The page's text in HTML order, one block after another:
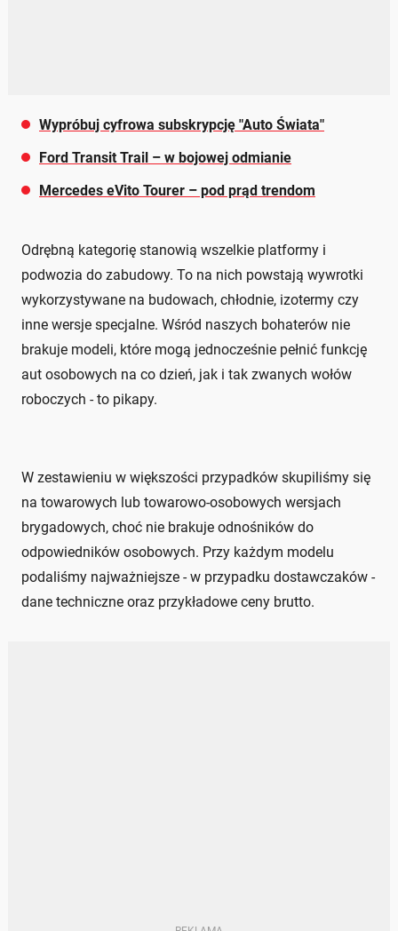
Wypróbuj cyfrowa subskrypcję "Auto Świata"
Ford Transit Trail – w bojowej odmianie
Mercedes eVito Tourer – pod prąd trendom
Odrębną kategorię stanowią wszelkie platformy i
podwozia do zabudowy. To na nich powstają wywrotki
wykorzystywane na budowach, chłodnie, izotermy czy
inne wersje specjalne. Wśród naszych bohaterów nie
brakuje modeli, które mogą jednocześnie pełnić funkcję
aut osobowych na co dzień, jak i tak zwanych wołów
roboczych - to pikapy.
W zestawieniu w większości przypadków skupiliśmy się
na towarowych lub towarowo-osobowych wersjach
brygadowych, choć nie brakuje odnośników do
odpowiedników osobowych. Przy każdym modelu
podaliśmy najważniejsze - w przypadku dostawczaków -
dane techniczne oraz przykładowe ceny brutto.